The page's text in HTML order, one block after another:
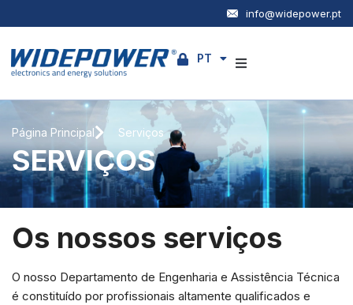
info@widepower.pt
PT
EN
Empresa
Produtos
Serviços
Página Principal Serviços
SERVIÇOS
Os nossos serviços
O nosso Departamento de Engenharia e Assistência Técnica
é constituído por profissionais altamente qualificados e